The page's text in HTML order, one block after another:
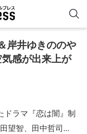
岸井ゆきののや
感が出来上が
ドラマ『恋は闇』制
望智、田中哲司...